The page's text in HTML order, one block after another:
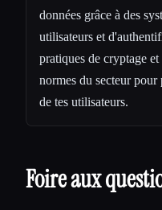
données grâce à des
utilisateurs et
pratiques de cryptage
normes du secteur pour
de tes utilisateurs.
Foire aux